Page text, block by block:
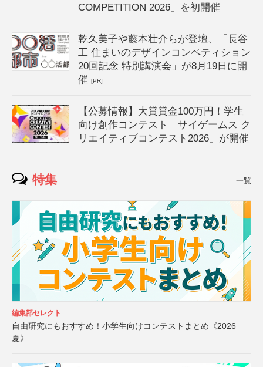
COMPETITION 2026」を初開催
乾久美子や藤本壮介らが登壇、「長谷
工 住まいのデザインコンペティション
20回記念 特別講演会」が8月19日に開
催[PR]
【公募情報】大賞賞金100万円！学生
向け創作コンテスト「サイゲームス ク
リエイティブコンテスト2026」が開催
特集 一覧
編集部セレクト
自由研究にもおすすめ！小学生向けコンテストまとめ《2026
夏》